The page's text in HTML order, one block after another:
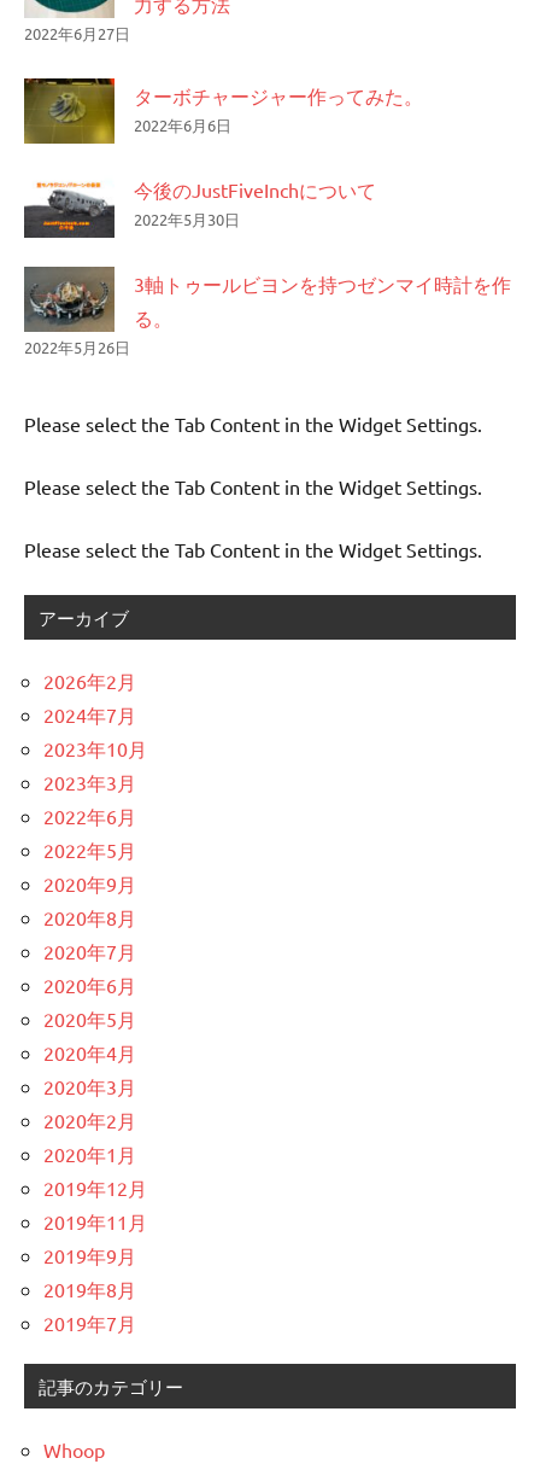
2022年6月27日
ターボチャージャー作ってみた。
2022年6月6日
今後のJustFiveInchについて
2022年5月30日
3軸トゥールビヨンを持つゼンマイ時計を作
る。
2022年5月26日
Please select the Tab Content in the Widget Settings.
Please select the Tab Content in the Widget Settings.
Please select the Tab Content in the Widget Settings.
アーカイブ
2026年2月
2024年7月
2023年10月
2023年3月
2022年6月
2022年5月
2020年9月
2020年8月
2020年7月
2020年6月
2020年5月
2020年4月
2020年3月
2020年2月
2020年1月
2019年12月
2019年11月
2019年9月
2019年8月
2019年7月
記事のカテゴリー
Whoop